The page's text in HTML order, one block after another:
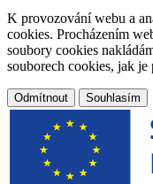
K provozování webu a
cookies. Procházením
soubory cookies
souborech cookies, jak
Odmítnout Souhlasím